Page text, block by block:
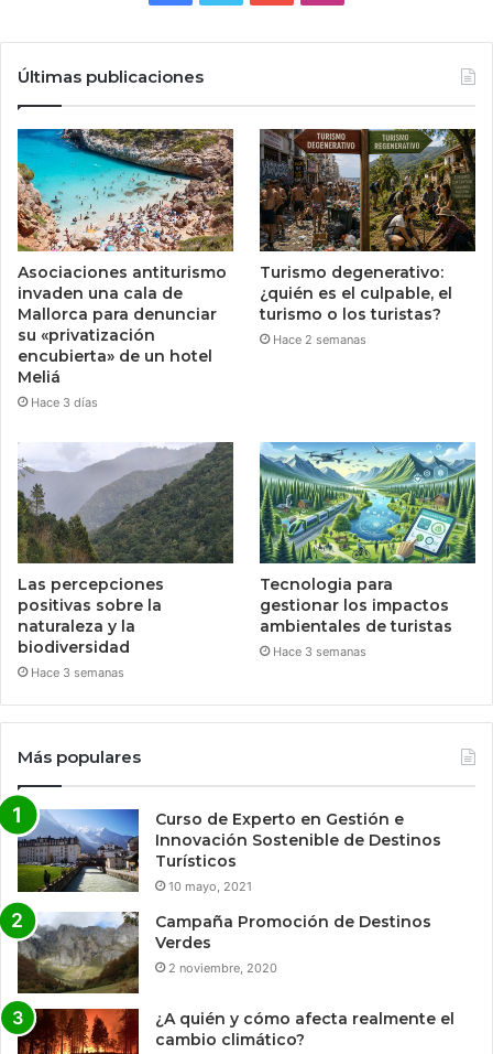
Últimas publicaciones
Asociaciones antiturismo
invaden una cala de
Mallorca para denunciar
su «privatización
encubierta» de un hotel
Meliá
Hace 3 días
Turismo degenerativo:
¿quién es el culpable, el
turismo o los turistas?
Hace 2 semanas
Las percepciones
positivas sobre la
naturaleza y la
biodiversidad
Hace 3 semanas
Tecnologia para
gestionar los impactos
ambientales de turistas
Hace 3 semanas
Más populares
Curso de Experto en Gestión e
Innovación Sostenible de Destinos
Turísticos
10 mayo, 2021
Campaña Promoción de Destinos
Verdes
2 noviembre, 2020
¿A quién y cómo afecta realmente el
cambio climático?